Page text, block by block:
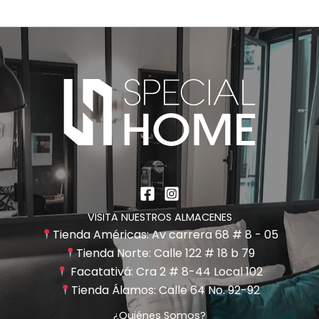
VISITA NUESTROS ALMACENES
Tienda Américas: Av carrera 68 # 8 - 05
Tienda Norte: Calle 122 # 18 b 79
Facatativá: Cra 2 # 8-44 Local 102
Tienda Álamos: Calle 64 No. 92-92
¿Quiénes Somos?